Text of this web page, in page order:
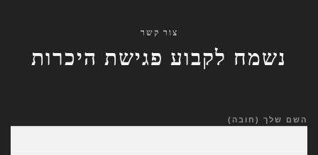
צור קשר
נשמח לקבוע פגישת היכרות
השם שלך (חובה)